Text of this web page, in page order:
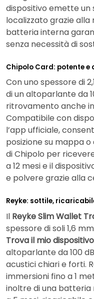
dispositivo emette un
localizzato grazie alla
batteria interna
senza necessità di
Chipolo Card: potente
Con uno spessore di
di un altoparlante da
ritrovamento anche
Compatibile con
l’app ufficiale,
posizione su mappa
di Chipolo per
a 12 mesi e il
e polvere grazie alla
Reyke: sottile,
Il Reyke Slim Wallet
spessore di soli 1,6
Trova il mio dispositivo
altoparlante da 100
acustici chiari e forti.
immersioni fino a 1
inoltre di una